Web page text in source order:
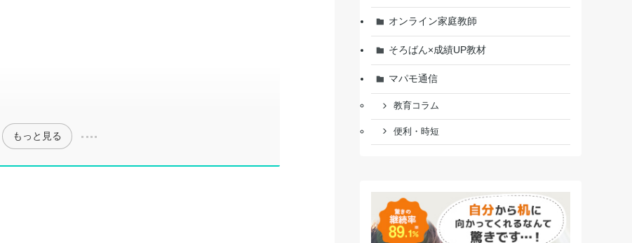
もっと見る
オンライン家庭教師
そろばん×成績UP教材
マパモ通信
教育コラム
便利・時短